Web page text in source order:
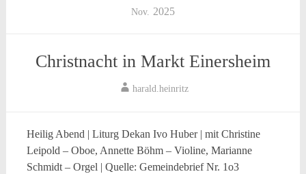
Nov. 2025
Christnacht in Markt Einersheim
harald.heinritz
Heilig Abend | Liturg Dekan Ivo Huber | mit Christine
Leipold – Oboe, Annette Böhm – Violine, Marianne
Schmidt – Orgel | Quelle: Gemeindebrief Nr. 1o3